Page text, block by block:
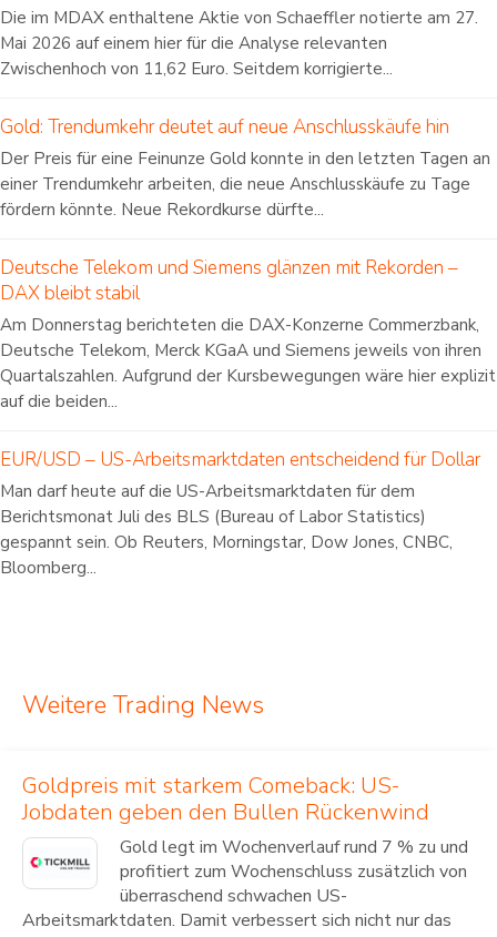
Die im MDAX enthaltene Aktie von Schaeffler notierte am 27.
Mai 2026 auf einem hier für die Analyse relevanten
Zwischenhoch von 11,62 Euro. Seitdem korrigierte...
Gold: Trendumkehr deutet auf neue Anschlusskäufe hin
Der Preis für eine Feinunze Gold konnte in den letzten Tagen an
einer Trendumkehr arbeiten, die neue Anschlusskäufe zu Tage
fördern könnte. Neue Rekordkurse dürfte...
Deutsche Telekom und Siemens glänzen mit Rekorden –
DAX bleibt stabil
Am Donnerstag berichteten die DAX-Konzerne Commerzbank,
Deutsche Telekom, Merck KGaA und Siemens jeweils von ihren
Quartalszahlen. Aufgrund der Kursbewegungen wäre hier explizit
auf die beiden...
EUR/USD – US-Arbeitsmarktdaten entscheidend für Dollar
Man darf heute auf die US-Arbeitsmarktdaten für dem
Berichtsmonat Juli des BLS (Bureau of Labor Statistics)
gespannt sein. Ob Reuters, Morningstar, Dow Jones, CNBC,
Bloomberg...
Weitere Trading News
Goldpreis mit starkem Comeback: US-
Jobdaten geben den Bullen Rückenwind
Gold legt im Wochenverlauf rund 7 % zu und
profitiert zum Wochenschluss zusätzlich von
überraschend schwachen US-
Arbeitsmarktdaten. Damit verbessert sich nicht nur das